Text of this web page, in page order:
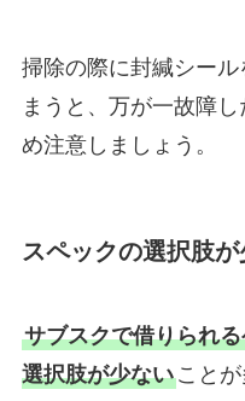
掃除の際に封緘シー
まうと、万が一故障
め注意しましょう。
スペックの選択肢
サブスクで借りられ
選択肢が少ないことが